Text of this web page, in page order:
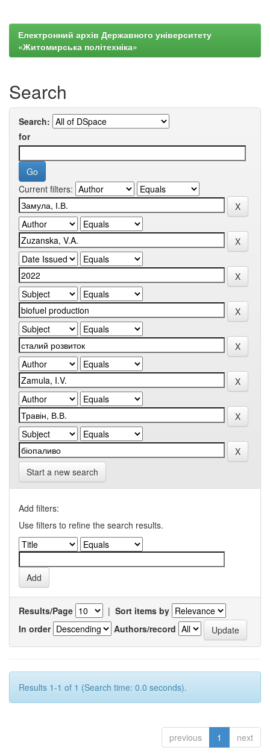
Електронний архів Державного університету
«Житомирська політехніка»
Search
Search:
for
Current filters:
Start a new search
Add filters:
Use filters to refine the search results.
Results/Page | Sort items by
In order
Authors/record
Results 1-1 of 1 (Search time: 0.0 seconds).
previous 1 next